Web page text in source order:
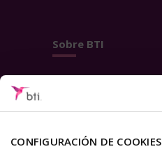
CONFIGURACIÓN DE COOKIES
Sobre BTI